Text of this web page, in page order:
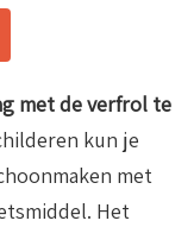
met de verfrol te
kun je
met
Het